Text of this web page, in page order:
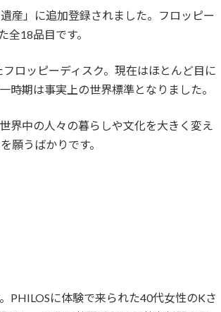
産」に追加登録されました。フロッピー
18品目です。
ロッピーディスク。現在はほとんど目に
時期は事実上の世界標準となりました。
界中の人々の暮らしや文化を大きく変え
願うばかりです。
PHILOSに体験で来られた40代女性のKさ